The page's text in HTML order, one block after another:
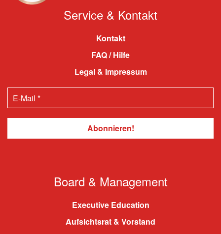
Service & Kontakt
Kontakt
FAQ / Hilfe
Legal & Impressum
Board & Management
Executive Education
Aufsichtsrat & Vorstand